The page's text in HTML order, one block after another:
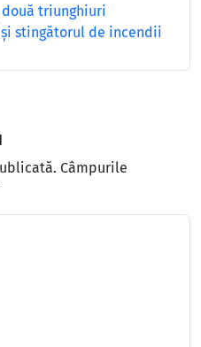
triunghiuri
stingătorul de incendii
Câmpurile